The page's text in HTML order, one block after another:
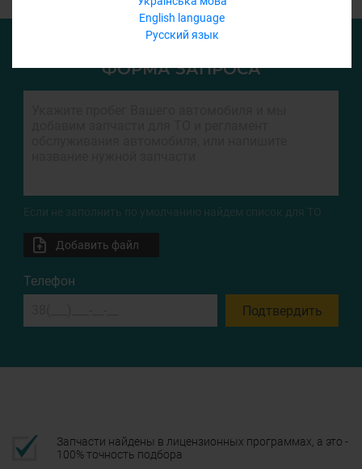
English language
Русский язык
ФОРМА ЗАПРОСА
Если не заполнить по умолчанию найдем список для ТО
Добавить файл
Телефон
Подтвердить
Запчасти найдены в лицензионных программах, а это -
100% точность подбора